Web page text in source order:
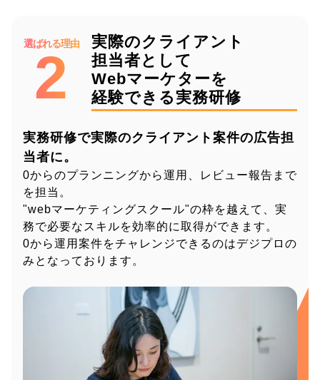
選ばれる理由
2
実際のクライアント
担当者として
Webマーケターを
経験できる実務研修
実務研修で実際のクライアント案件の広告担
当者に。
0からのプランニングから運用、レビュー報告まで
を担当。
"webマーケティングスクール"の枠を越えて、実
務で必要なスキルを効率的に取得ができます。
0から運用案件をチャレンジできるのはデジプロの
みとなっております。